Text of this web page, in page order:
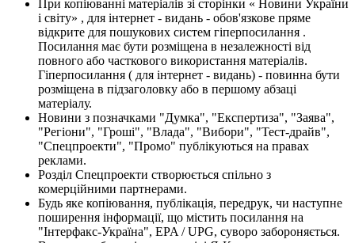
При копіюванні матеріалів зі сторінки « Новини України
і світу» , для інтернет - видань - обов'язкове пряме
відкрите для пошукових систем гіперпосилання .
Посилання має бути розміщена в незалежності від
повного або часткового використання матеріалів.
Гіперпосилання ( для інтернет - видань) - повинна бути
розміщена в підзаголовку або в першому абзаці
матеріалу.
Новини з позначками "Думка", "Експертиза", "Заява",
"Регіони", "Гроші", "Влада", "Вибори", "Тест-драйв",
"Спецпроекти", "Промо" публікуються на правах
реклами.
Розділ Спецпроекти створюється спільно з
комерційними партнерами.
Будь яке копіювання, публікація, передрук, чи наступне
поширення інформації, що містить посилання на
"Інтерфакс-Україна", EPA / UPG, суворо забороняється.